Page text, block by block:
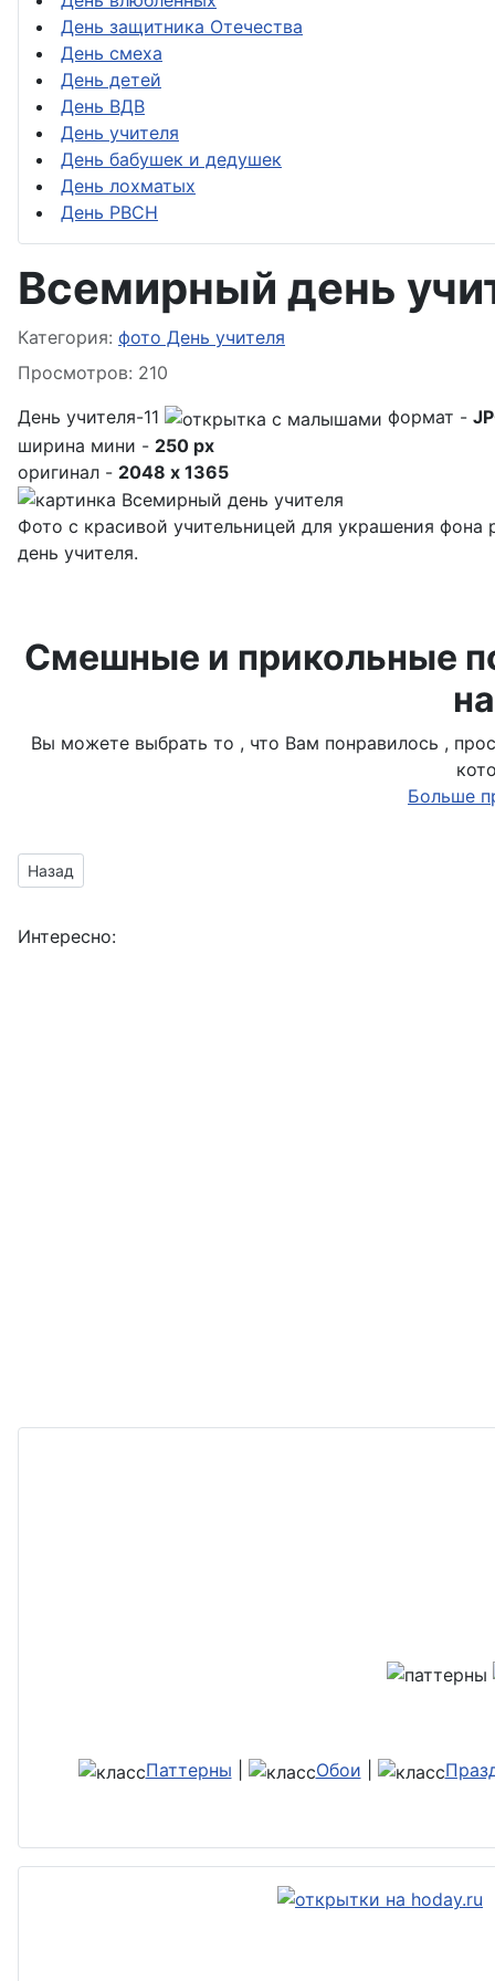
День защитника Отечества
День смеха
День детей
День ВДВ
День учителя
День бабушек и дедушек
День лохматых
День РВСН
Всемирный день
Информация о материале
Категория: фото День учителя
Просмотров: 210
День учителя-11
формат -
ширина мини - 250 px
оригинал - 2048 x 1365
Фото с красивой учительницей для украшения фона
день учителя.
Смешные и прикольные
Вы можете выбрать то , что Вам понравилось ,
Больше
Предыдущий материал: шуточная открытка
Назад
Интересно:
Паттерны Обои